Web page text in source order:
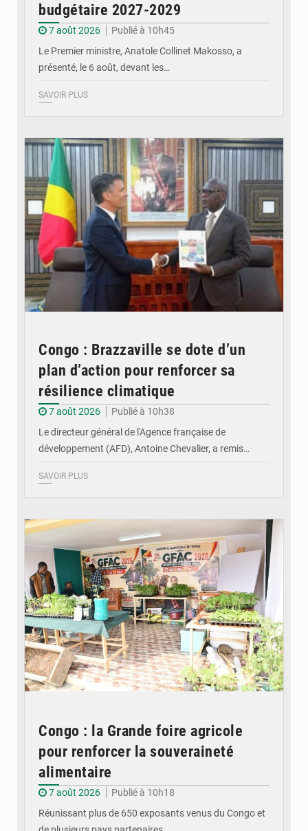
budgétaire 2027-2029
7 août 2026
Publié à 10h45
Le Premier ministre, Anatole Collinet Makosso, a
présenté, le 6 août, devant les…
SAVOIR PLUS
Congo : Brazzaville se dote d’un
plan d’action pour renforcer sa
résilience climatique
7 août 2026
Publié à 10h38
Le directeur général de l'Agence française de
développement (AFD), Antoine Chevalier, a remis…
SAVOIR PLUS
Congo : la Grande foire agricole
pour renforcer la souveraineté
alimentaire
7 août 2026
Publié à 10h18
Réunissant plus de 650 exposants venus du Congo et